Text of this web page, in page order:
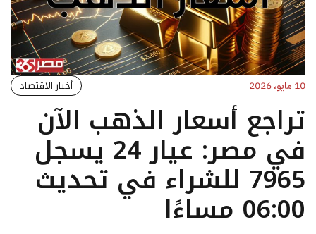
10 مايو، 2026 أخبار الاقتصاد
تراجع أسعار الذهب الآن
في مصر: عيار 24 يسجل
7965 للشراء في تحديث
06:00 مساءًا